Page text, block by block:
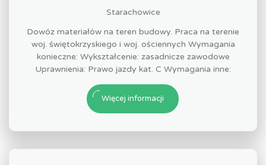
Starachowice
Dowóz materiałów na teren budowy. Praca na terenie
woj. świętokrzyskiego i woj. ościennych Wymagania
konieczne: Wykształcenie: zasadnicze zawodowe
Uprawnienia: Prawo jazdy kat. C Wymagania inne:
Więcej informacji